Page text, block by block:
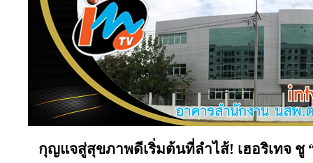
กุญแจสู่สุขภาพดีเริ่มต้นที่ลำไส้! เฮอริเทจ ชู